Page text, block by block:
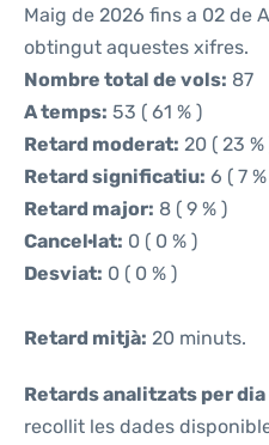
Maig de 2026 fins a 02 de
obtingut aquestes xifres.
Nombre total de vols: 87
A temps: 53 ( 61 % )
Retard moderat: 20 ( 23 %
Retard significatiu: 6 ( 7
Retard major: 8 ( 9 % )
Cancel·lat: 0 ( 0 % )
Desviat: 0 ( 0 % )
Retard mitjà: 20 minuts.
Retards analitzats per dia
recollit les dades